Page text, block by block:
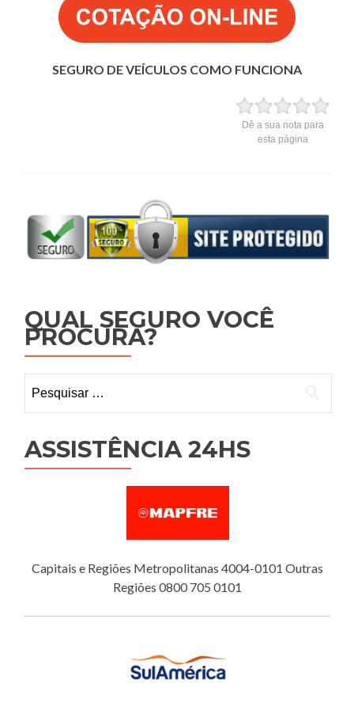
SEGURO DE VEÍCULOS COMO FUNCIONA
Dê a sua nota para
esta página
QUAL SEGURO VOCÊ
PROCURA?
por:
ASSISTÊNCIA 24HS
Capitais e Regiões Metropolitanas 4004-0101 Outras
Regiões 0800 705 0101